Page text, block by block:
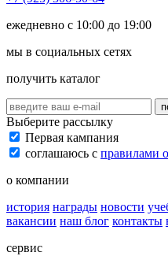
ежедневно с 10:00 до 19:00
мы в социальных сетях
получить каталог
Выберите рассылку
Первая кампания
соглашаюсь с правилами
о компании
история награды новости
вакансии наш блог контакты
сервис